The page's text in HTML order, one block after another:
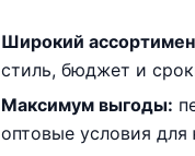
Широкий
стиль, бюджет и
Максимум выгоды:
оптовые условия для